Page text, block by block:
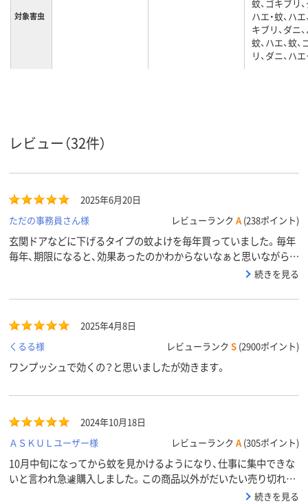
対象害虫
蚊、ゴキブリ
ハエ・蚊、ハエ
キブリ、ダニ
蚊、ハエ、蚊
リ、ダニ、ハエ
レビュー（32件）
2025年6月20日
ただの事務員さん様
レビューランク A (238ポイント)
玄関ドアなどに下げるタイプの蚊よけを毎年買っていました。毎年
毎年、期限になると、効果あったのかわからないなぁと思いながら捨
ててました。このタイプのは、寝室や応接室などには使っていて効
します。
続きを見る
2025年4月8日
くるる様
レビューランク S (2900ポイント)
ワンプッシュで効くの？と思いましたが効きます。
2024年10月18日
ＡＳＫＵＬユーザー様
レビューランク A (305ポイント)
10月中旬になってから蚊を見かけるようになり、仕事に集中できな
いと言われ急遽購入しました。この商品以外がだいたい売り切れて
おり購入した次第ですが、ワンプッシュで1日効果があるとのことで
続きを見る